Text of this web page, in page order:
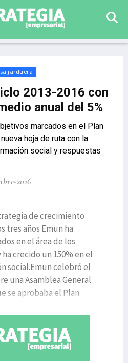
jarduera
2013-2016 con
anual del 5%
marcados en el Plan
hoja de ruta con la
social y respuestas
2016
de crecimiento
tres años Emun ha
en el área de los
crecido un 150% en el
social.Emun celebró el
una Asamblea General
se aprobaba el Plan